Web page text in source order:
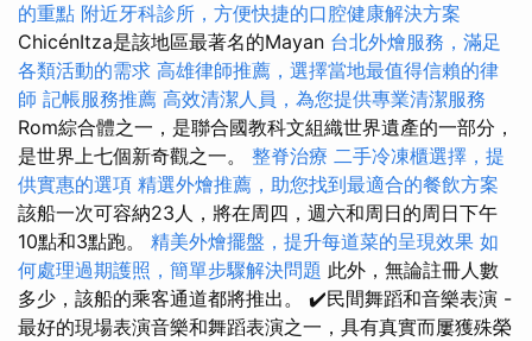
的重點 附近牙科診所，方便快捷的口腔健康解決方案
ChicénItza是該地區最著名的Mayan 台北外燴服務，滿足
各類活動的需求 高雄律師推薦，選擇當地最值得信賴的律
師 記帳服務推薦 高效清潔人員，為您提供專業清潔服務
Rom綜合體之一，是聯合國教科文組織世界遺產的一部分，
是世界上七個新奇觀之一。 整脊治療 二手冷凍櫃選擇，提
供實惠的選項 精選外燴推薦，助您找到最適合的餐飲方案
該船一次可容納23人，將在周四，週六和周日的周日下午
10點和3點跑。 精美外燴擺盤，提升每道菜的呈現效果 如
何處理過期護照，簡單步驟解決問題 此外，無論註冊人數
多少，該船的乘客通道都將推出。 ✔️民間舞蹈和音樂表演 -
最好的現場表演音樂和舞蹈表演之一，具有真實而屢獲殊榮